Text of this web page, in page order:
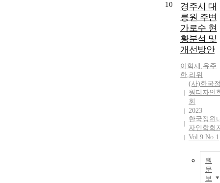
10
경주시 대
릉원 주변
가로수 현
황분석 및
개선방안
이혁재 ,유주
한,리위
(사)한국
원디자인
회
2023
한국정원
자인학회
Vol.9 No.1
원
문
보